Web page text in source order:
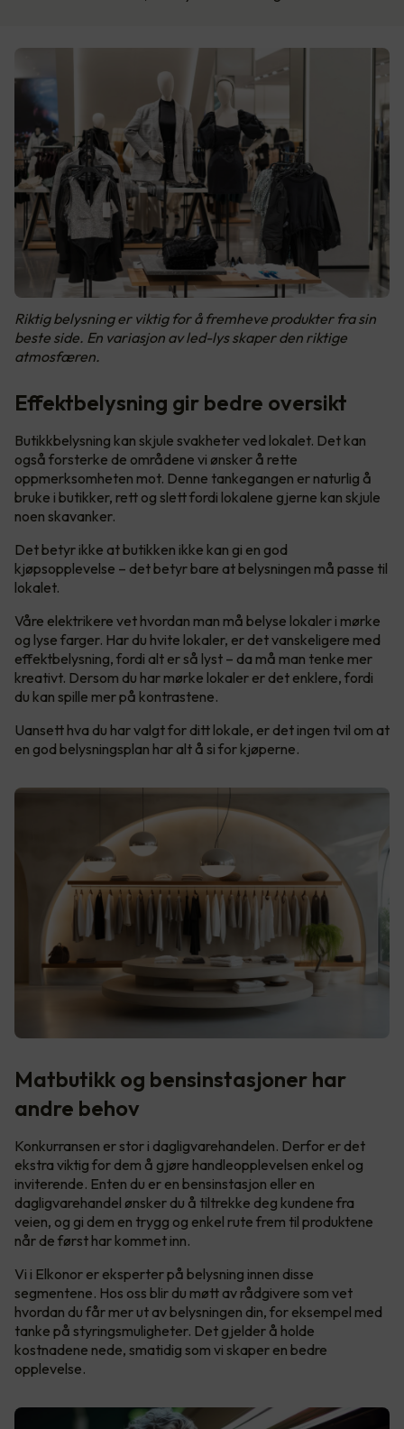
Riktig belysning er viktig for å fremheve produkter fra sin
beste side. En variasjon av led-lys skaper den riktige
atmosfæren.
Effektbelysning gir bedre oversikt
Butikkbelysning kan skjule svakheter ved lokalet. Det kan
også forsterke de områdene vi ønsker å rette
oppmerksomheten mot. Denne tankegangen er naturlig å
bruke i butikker, rett og slett fordi lokalene gjerne kan skjule
noen skavanker.
Det betyr ikke at butikken ikke kan gi en god
kjøpsopplevelse – det betyr bare at belysningen må passe til
lokalet.
Våre elektrikere vet hvordan man må belyse lokaler i mørke
og lyse farger. Har du hvite lokaler, er det vanskeligere med
effektbelysning, fordi alt er så lyst – da må man tenke mer
kreativt. Dersom du har mørke lokaler er det enklere, fordi
du kan spille mer på kontrastene.
Uansett hva du har valgt for ditt lokale, er det ingen tvil om at
en god belysningsplan har alt å si for kjøperne.
Matbutikk og bensinstasjoner har
andre behov
Konkurransen er stor i dagligvarehandelen. Derfor er det
ekstra viktig for dem å gjøre handleopplevelsen enkel og
inviterende. Enten du er en bensinstasjon eller en
dagligvarehandel ønsker du å tiltrekke deg kundene fra
veien, og gi dem en trygg og enkel rute frem til produktene
når de først har kommet inn.
Vi i Elkonor er eksperter på belysning innen disse
segmentene. Hos oss blir du møtt av rådgivere som vet
hvordan du får mer ut av belysningen din, for eksempel med
tanke på styringsmuligheter. Det gjelder å holde
kostnadene nede, smatidig som vi skaper en bedre
opplevelse.